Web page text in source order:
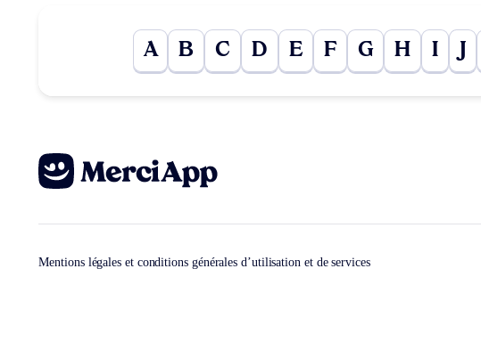
A B C D E F G H I
Mentions légales et conditions générales d’utilisation et de services